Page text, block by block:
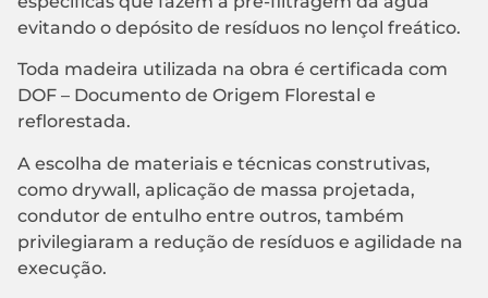
evitando o depósito de resíduos no lençol freático.
Toda madeira utilizada na obra é certificada com
DOF – Documento de Origem Florestal e
reflorestada.
A escolha de materiais e técnicas construtivas,
como drywall, aplicação de massa projetada,
condutor de entulho entre outros, também
privilegiaram a redução de resíduos e agilidade na
execução.